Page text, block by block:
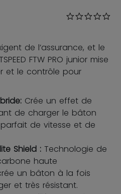
4,2 sur 5
de l’assurance, et le
FTW PRO junior mise
et le contrôle pour
Crée un effet de
de charger le bâton
de vitesse et de
Shield : Technologie de
haute
un bâton à la fois
et très résistant.